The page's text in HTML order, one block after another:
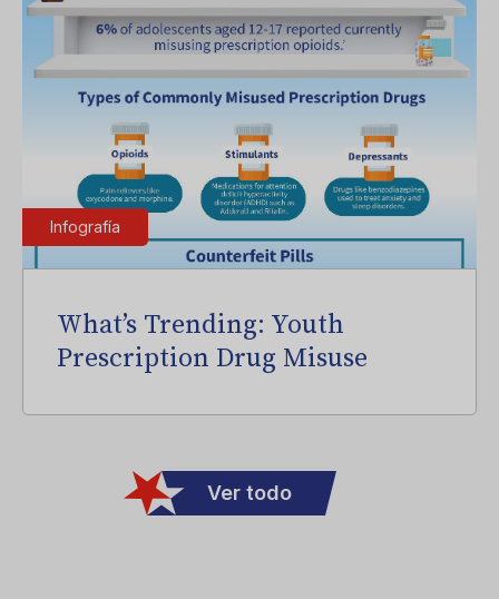
Infografía
What’s Trending: Youth
Prescription Drug Misuse
Ver todo